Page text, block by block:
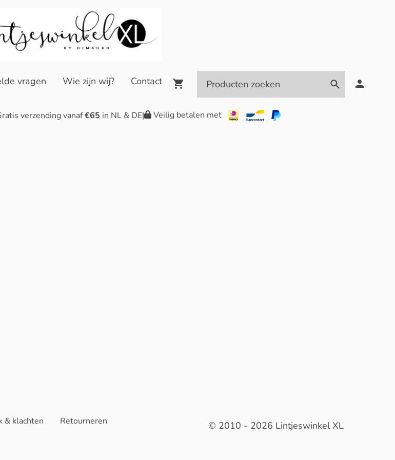
vragen Wie zijn wij? Contact
verzending vanaf€65 in NL & DE| Veilig betalen met
& klachten
Retourneren
© 2010 - 2026 Lintjeswinkel XL